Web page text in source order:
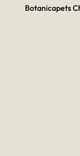
Botanicapets